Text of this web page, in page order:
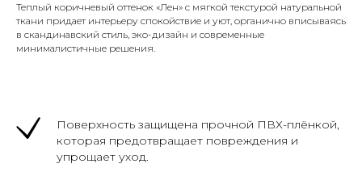
Теплый коричневый оттенок «Лен» с мягкой текстурой натуральной
ткани придает интерьеру спокойствие и уют, органично вписываясь
в скандинавский стиль, эко-дизайн и современные
минималистичные решения.
Поверхность защищена прочной ПВХ-плёнкой,
которая предотвращает повреждения и
упрощает уход.